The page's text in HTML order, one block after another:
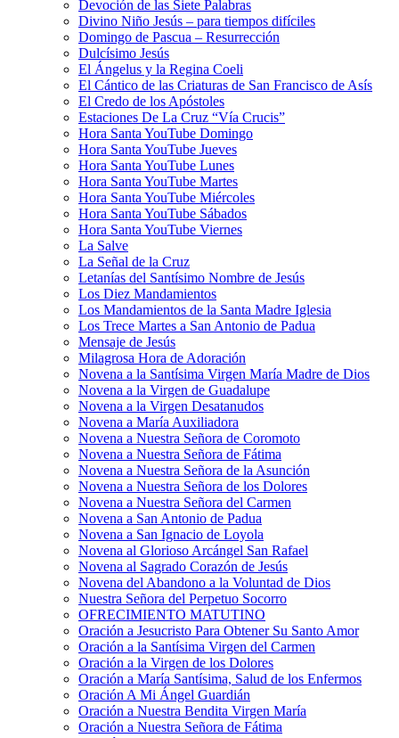
Devoción de las Siete Palabras
Divino Niño Jesús – para tiempos difíciles
Domingo de Pascua – Resurrección
Dulcísimo Jesús
El Ángelus y la Regina Coeli
El Cántico de las Criaturas de San Francisco de Asís
El Credo de los Apóstoles
Estaciones De La Cruz “Vía Crucis”
Hora Santa YouTube Domingo
Hora Santa YouTube Jueves
Hora Santa YouTube Lunes
Hora Santa YouTube Martes
Hora Santa YouTube Miércoles
Hora Santa YouTube Sábados
Hora Santa YouTube Viernes
La Salve
La Señal de la Cruz
Letanías del Santísimo Nombre de Jesús
Los Diez Mandamientos
Los Mandamientos de la Santa Madre Iglesia
Los Trece Martes a San Antonio de Padua
Mensaje de Jesús
Milagrosa Hora de Adoración
Novena a la Santísima Virgen María Madre de Dios
Novena a la Virgen de Guadalupe
Novena a la Virgen Desatanudos
Novena a María Auxiliadora
Novena a Nuestra Señora de Coromoto
Novena a Nuestra Señora de Fátima
Novena a Nuestra Señora de la Asunción
Novena a Nuestra Señora de los Dolores
Novena a Nuestra Señora del Carmen
Novena a San Antonio de Padua
Novena a San Ignacio de Loyola
Novena al Glorioso Arcángel San Rafael
Novena al Sagrado Corazón de Jesús
Novena del Abandono a la Voluntad de Dios
Nuestra Señora del Perpetuo Socorro
OFRECIMIENTO MATUTINO
Oración a Jesucristo Para Obtener Su Santo Amor
Oración a la Santísima Virgen del Carmen
Oración a la Virgen de los Dolores
Oración a María Santísima, Salud de los Enfermos
Oración A Mi Ángel Guardián
Oración a Nuestra Bendita Virgen María
Oración a Nuestra Señora de Fátima